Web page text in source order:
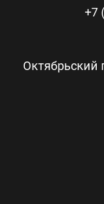
+7
Октябрьский